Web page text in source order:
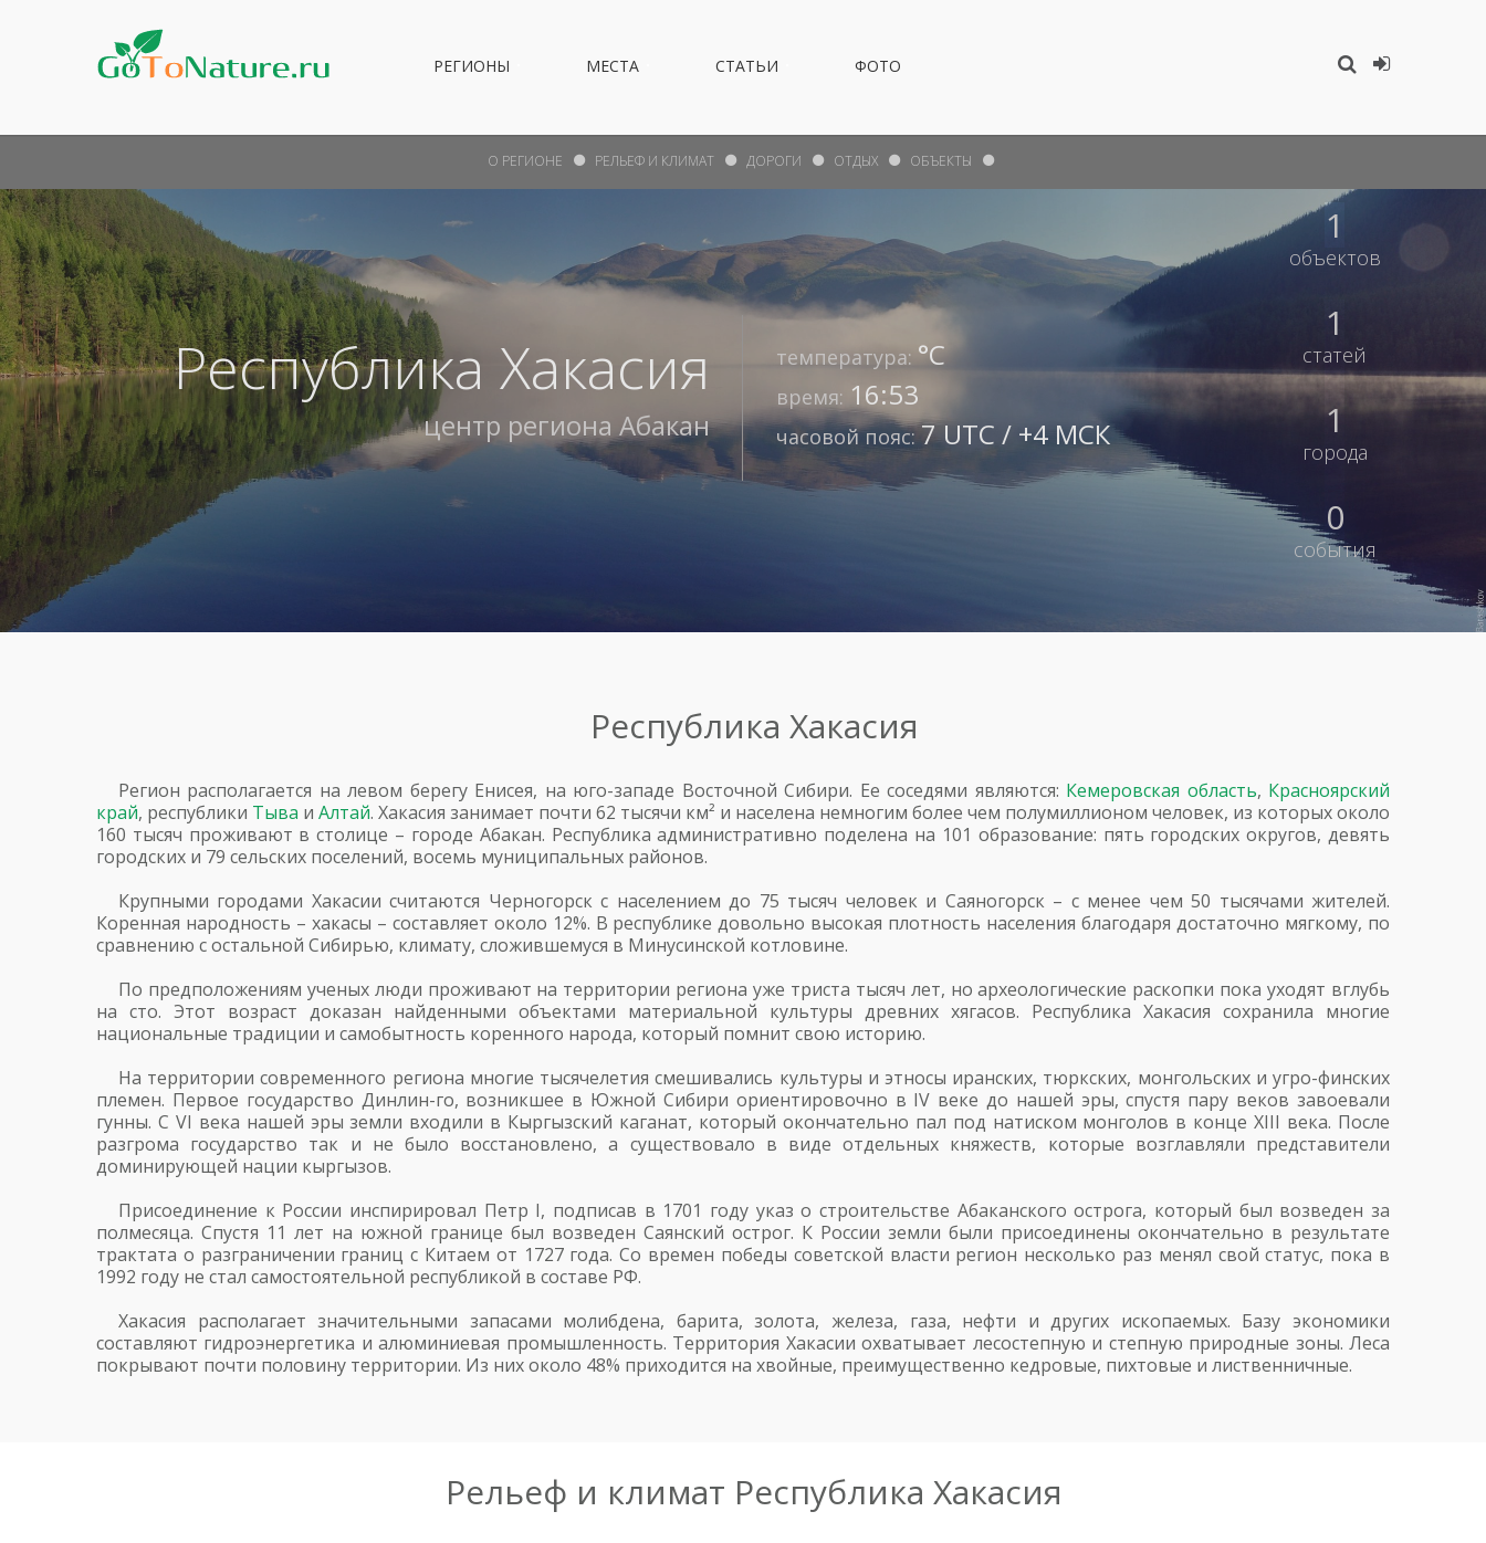
РЕГИОНЫ МЕСТА СТАТЬИ ФОТО
Республика Хакасия
центр региона Абакан
температура: °С
время: 16:53
часовой пояс:7 UTC / +4 МСК
1
объектов
1
статей
1
города
0
события
О РЕГИОНЕ РЕЛЬЕФ И КЛИМАТ ДОРОГИ ОТДЫХ ОБЪЕКТЫ
Республика Хакасия
Регион располагается на левом берегу Енисея, на юго-западе Восточной Сибири. Ее соседями являются: Кемеровская область, Красноярский
край, республики Тыва и Алтай. Хакасия занимает почти 62 тысячи км² и населена немногим более чем полумиллионом человек, из которых около
160 тысяч проживают в столице – городе Абакан. Республика административно поделена на 101 образование: пять городских округов, девять
городских и 79 сельских поселений, восемь муниципальных районов.
Крупными городами Хакасии считаются Черногорск с населением до 75 тысяч человек и Саяногорск – с менее чем 50 тысячами жителей.
Коренная народность – хакасы – составляет около 12%. В республике довольно высокая плотность населения благодаря достаточно мягкому, по
сравнению с остальной Сибирью, климату, сложившемуся в Минусинской котловине.
По предположениям ученых люди проживают на территории региона уже триста тысяч лет, но археологические раскопки пока уходят вглубь
на сто. Этот возраст доказан найденными объектами материальной культуры древних хягасов. Республика Хакасия сохранила многие
национальные традиции и самобытность коренного народа, который помнит свою историю.
На территории современного региона многие тысячелетия смешивались культуры и этносы иранских, тюркских, монгольских и угро-финских
племен. Первое государство Динлин-го, возникшее в Южной Сибири ориентировочно в IV веке до нашей эры, спустя пару веков завоевали
гунны. С VI века нашей эры земли входили в Кыргызский каганат, который окончательно пал под натиском монголов в конце XIII века. После
разгрома государство так и не было восстановлено, а существовало в виде отдельных княжеств, которые возглавляли представители
доминирующей нации кыргызов.
Присоединение к России инспирировал Петр I, подписав в 1701 году указ о строительстве Абаканского острога, который был возведен за
полмесяца. Спустя 11 лет на южной границе был возведен Саянский острог. К России земли были присоединены окончательно в результате
трактата о разграничении границ с Китаем от 1727 года. Со времен победы советской власти регион несколько раз менял свой статус, пока в
1992 году не стал самостоятельной республикой в составе РФ.
Хакасия располагает значительными запасами молибдена, барита, золота, железа, газа, нефти и других ископаемых. Базу экономики
составляют гидроэнергетика и алюминиевая промышленность. Территория Хакасии охватывает лесостепную и степную природные зоны. Леса
покрывают почти половину территории. Из них около 48% приходится на хвойные, преимущественно кедровые, пихтовые и лиственничные.
Рельеф и климат Республика Хакасия